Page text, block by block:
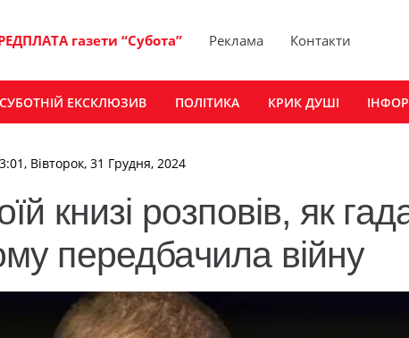
газети “Субота” Реклама Контакти
СУБОТНІЙ ЕКСКЛЮЗИВ ПОЛІТИКА КРИК ДУШІ
Вівторок, 31 Грудня, 2024
книзі розповів, як
передбачила війну